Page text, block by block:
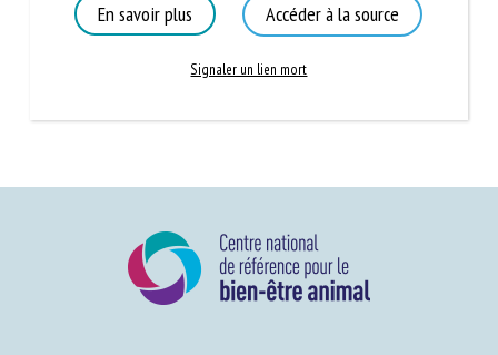
En savoir plus Accéder à la source
Signaler un lien mort